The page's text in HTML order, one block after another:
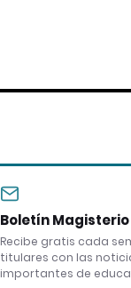
Boletín Magisterio
Recibe gratis cada
titulares con las
importantes de